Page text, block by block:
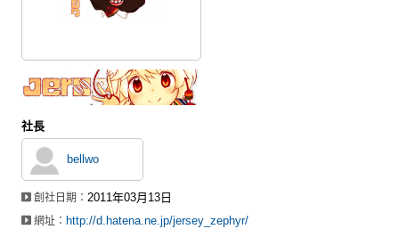
社長
bellwo
創社日期：2011年03月13日
網址： http://d.hatena.ne.jp/jersey_zephyr/